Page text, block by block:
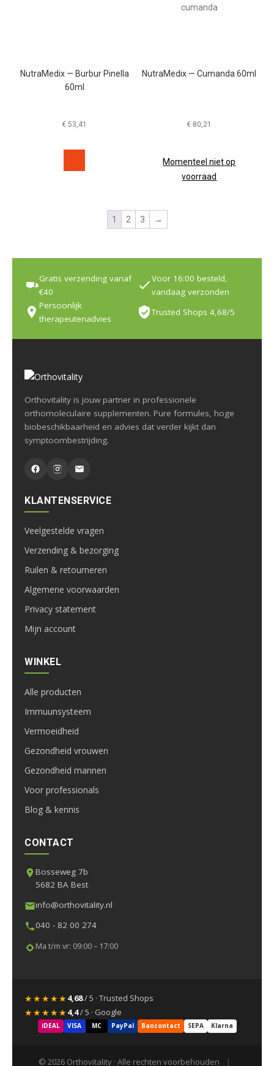
NutraMedix — Burbur Pinella
60ml
€ 53,41
NutraMedix — Cumanda 60ml
€ 80,21
Momenteel niet op
voorraad
1 2 3 →
Gratis verzending vanaf
€40
Voor 16:00 besteld,
vandaag verzonden
Persoonlijk
therapeutenadvies
Trusted Shops 4,68/5
Orthovitality is jouw partner in professionele
orthomoleculaire supplementen. Pure formules, hoge
biobeschikbaarheid en advies dat verder kijkt dan
symptoombestrijding.
KLANTENSERVICE
Veelgestelde vragen
Verzending & bezorging
Ruilen & retourneren
Algemene voorwaarden
Privacy statement
Mijn account
WINKEL
Alle producten
Immuunsysteem
Vermoeidheid
Gezondheid vrouwen
Gezondheid mannen
Voor professionals
Blog & kennis
CONTACT
Bosseweg 7b
5682 BA Best
info@orthovitality.nl
040 - 82 00 274
Ma t/m vr: 09:00 – 17:00
★★★★★4,68/ 5 · Trusted Shops
★★★★★4,4/ 5 · Google
iDEAL VISA MC PayPal Bancontact SEPA Klarna
© 2026 Orthovitality · Alle rechten voorbehouden |